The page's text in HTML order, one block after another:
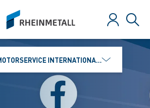
Se
INTERNATIONAL GMBH